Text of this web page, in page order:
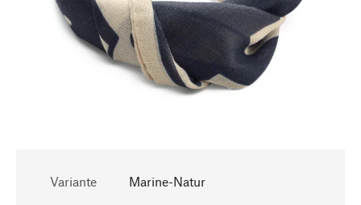
Variante Marine-Natur